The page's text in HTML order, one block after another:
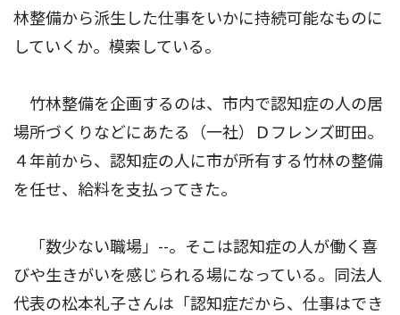
林整備から派生した仕事をいかに持続可能なものに
していくか。模索している。
竹林整備を企画するのは、市内で認知症の人の居
場所づくりなどにあたる（一社）Ｄフレンズ町田。
４年前から、認知症の人に市が所有する竹林の整備
を任せ、給料を支払ってきた。
「数少ない職場」--。そこは認知症の人が働く喜
びや生きがいを感じられる場になっている。同法人
代表の松本礼子さんは「認知症だから、仕事はでき